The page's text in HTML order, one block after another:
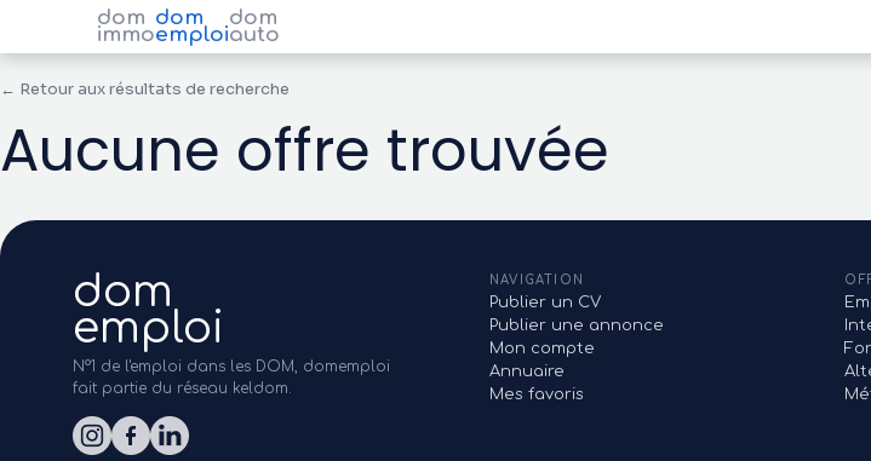
dom
immo
dom
emploi
dom
auto
← Retour aux résultats de recherche
Aucune offre trouvée
dom
emploi
N°1 de l'emploi dans les DOM, domemploi
fait partie du réseau keldom.
NAVIGATION
Publier un CV
Publier une annonce
Mon compte
Annuaire
Mes favoris